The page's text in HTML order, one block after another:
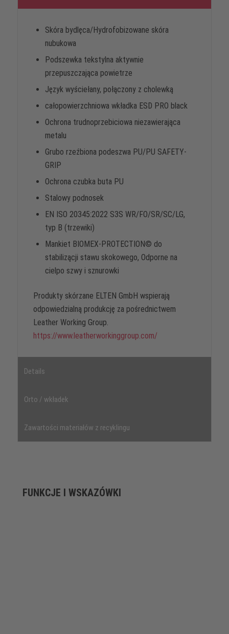
Skóra bydlęca/Hydrofobizowane skóra
nubukowa
Podszewka tekstylna aktywnie
przepuszczająca powietrze
Język wyściełany, połączony z cholewką
całopowierzchniowa wkładka ESD PRO black
Ochrona trudnoprzebiciowa niezawierająca
metalu
Grubo rzeźbiona podeszwa PU/PU SAFETY-
GRIP
Ochrona czubka buta PU
Stalowy podnosek
EN ISO 20345:2022 S3S WR/FO/SR/SC/LG,
typ B (trzewiki)
Mankiet BIOMEX-PROTECTION© do
stabilizącji stawu skokowego, Odporne na
cielpo szwy i sznurowki
Produkty skórzane ELTEN GmbH wspierają
odpowiedzialną produkcję za pośrednictwem
Leather Working Group.
https://www.leatherworkinggroup.com/
Details
Orto / wkładek
Zawartości materiałów z recyklingu
FUNKCJE I WSKAZÓWKI